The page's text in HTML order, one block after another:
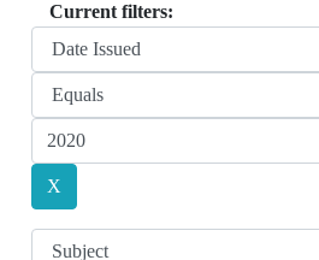
Current filters: